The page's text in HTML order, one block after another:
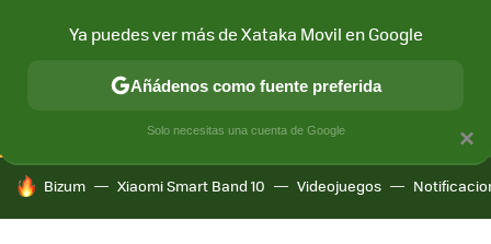
CONECTIVIDAD MÓVIL Y SOCIEDAD APLICACIONES
HOY SE HABLA DE
Bizum Xiaomi Smart Band 10 Videojuegos
×
Ya puedes ver más de Xataka Movil en Google
Añádenos como fuente preferida
Solo necesitas una cuenta de Google